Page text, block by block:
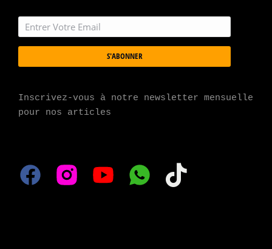
S'ABONNER
Inscrivez-vous à notre newsletter mensuelle
pour nos articles